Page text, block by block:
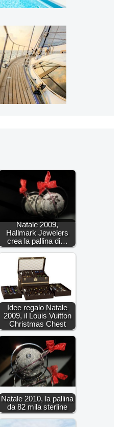
Natale 2009,
Hallmark Jewelers
crea la pallina di…
Idee regalo Natale
2009, il Louis Vuitton
Christmas Chest
Natale 2010, la pallina
da 82 mila sterline